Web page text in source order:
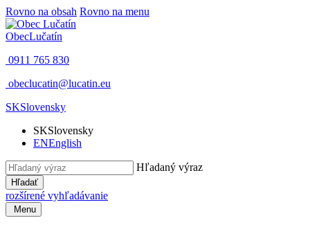
Rovno na obsah Rovno na menu
ObecLučatín
0911 765 830
obeclucatin@lucatin.eu
SKSlovensky
SKSlovensky
ENEnglish
Hľadaný výraz
Hľadať
rozšírené vyhľadávanie
Menu